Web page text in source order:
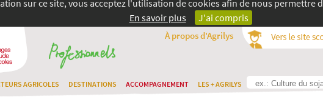
sur ce site, vous acceptez l'utilisation de cookies afin de nous
En savoir plus
J'ai compris
À propos d'Agrilys
AGRICOLES DESTINATIONS ACCOMPAGNEMENT LES + AGRILYS